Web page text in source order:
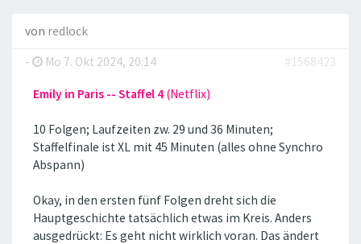
von redlock
-
Mo 7. Okt 2024, 20:14 #1568423
Emily in Paris -- Staffel 4 (Netflix)
10 Folgen; Laufzeiten zw. 29 und 36 Minuten;
Staffelfinale ist XL mit 45 Minuten (alles ohne Synchro
Abspann)
Okay, in den ersten fünf Folgen dreht sich die
Hauptgeschichte tatsächlich etwas im Kreis. Anders
ausgedrückt: Es geht nicht wirklich voran. Das ändert